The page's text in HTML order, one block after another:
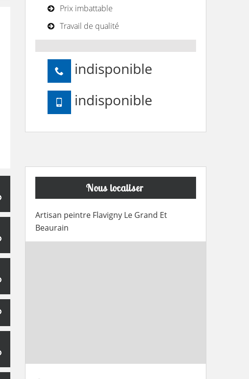
Prix imbattable
Travail de qualité
indisponible
indisponible
Nous localiser
Artisan peintre Flavigny Le Grand Et
Beaurain